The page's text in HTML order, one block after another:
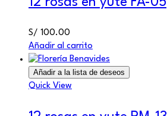
S/ 100.00
Añadir al carrito
Añadir a la lista de deseos
Quick View